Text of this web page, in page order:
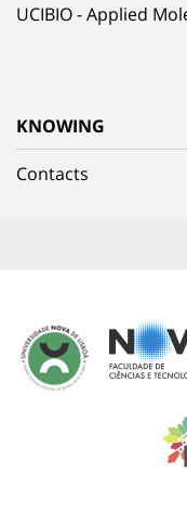
UCIBIO - Applied
KNOWING
Contacts